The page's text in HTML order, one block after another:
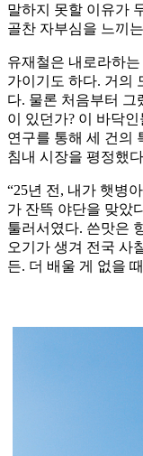
말하지 못할 이유가
골찬 자부심을 느끼
유재철은 내로라하
가이기도 하다. 거의
다. 물론 처음부터 그
이 있던가? 이 바닥
연구를 통해 세 건의
침내 시장을 평정했
“25년 전, 내가 햇병
가 잔뜩 야단을 맞았
툴러서였다. 쓴맛은
오기가 생겨 전국 사
든. 더 배울 게 없을